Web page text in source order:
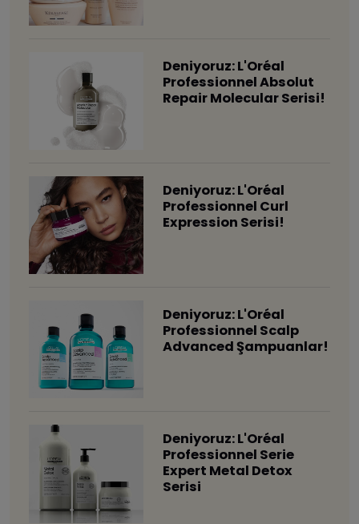
Deniyoruz: L'Oréal
Professionnel Absolut
Repair Molecular Serisi!
Deniyoruz: L'Oréal
Professionnel Curl
Expression Serisi!
Deniyoruz: L'Oréal
Professionnel Scalp
Advanced Şampuanlar!
Deniyoruz: L'Oréal
Professionnel Serie
Expert Metal Detox
Serisi